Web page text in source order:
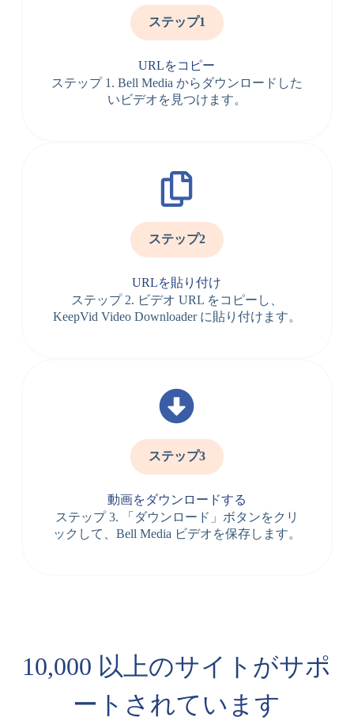
ステップ1
URLをコピー
ステップ 1. Bell Media からダウンロードした
いビデオを見つけます。
ステップ2
URLを貼り付け
ステップ 2. ビデオ URL をコピーし、
KeepVid Video Downloader に貼り付けます。
ステップ3
動画をダウンロードする
ステップ 3. 「ダウンロード」ボタンをクリ
ックして、Bell Media ビデオを保存します。
10,000 以上のサイトがサポ
ートされています